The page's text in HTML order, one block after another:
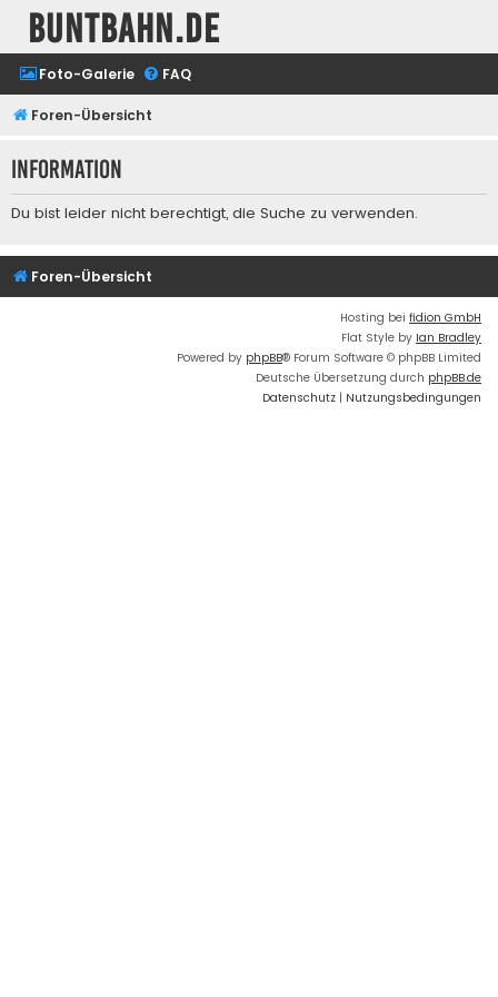
buntbahn.de
Foto-Galerie FAQ
Foren-Übersicht
Information
Du bist leider nicht berechtigt, die Suche zu verwenden.
Foren-Übersicht
Hosting bei fidion GmbH
Flat Style by Ian Bradley
Powered by phpBB® Forum Software © phpBB Limited
Deutsche Übersetzung durch phpBB.de
Datenschutz | Nutzungsbedingungen